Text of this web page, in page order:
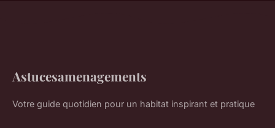
Astucesamenagements
Votre guide quotidien pour un habitat inspirant et pratique